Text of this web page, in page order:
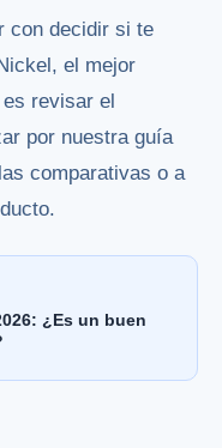
con decidir si te
el mejor
revisar el
por nuestra guía
comparativas o a
¿Es un buen